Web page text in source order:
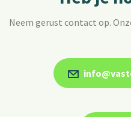
Neem gerust contact op.